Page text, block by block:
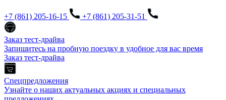
+7 (861) 205-16-15 +7 (861) 205-31-51
Заказ тест-драйва
Запишитесь на пробную поездку в удобное для вас время
Заказ тест-драйва
Спецпредложения
Узнайте о наших актуальных акциях и специальных